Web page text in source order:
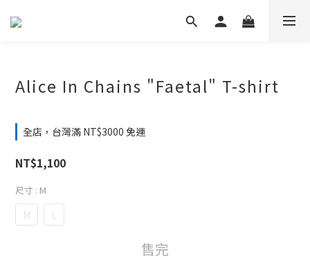
Alice In Chains "Faetal" T-shirt
全店，台灣滿 NT$3000 免運
NT$1,100
尺寸 : M
M L
售完